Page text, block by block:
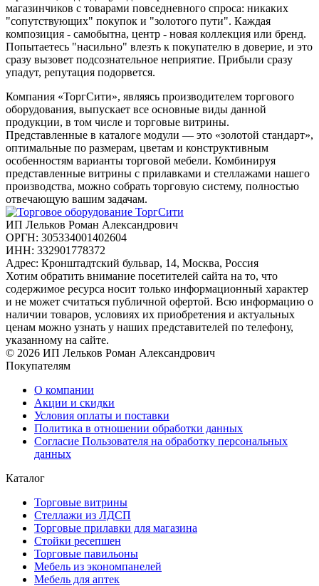
магазинчиков с товарами повседневного спроса: никаких
"сопутствующих" покупок и "золотого пути". Каждая
композиция - самобытна, центр - новая коллекция или бренд.
Попытаетесь "насильно" влезть к покупателю в доверие, и это
сразу вызовет подсознательное неприятие. Прибыли сразу
упадут, репутация подорвется.
Компания «ТоргСити», являясь производителем торгового
оборудования, выпускает все основные виды данной
продукции, в том числе и торговые витрины.
Представленные в каталоге модули — это «золотой стандарт»,
оптимальные по размерам, цветам и конструктивным
особенностям варианты торговой мебели. Комбинируя
представленные витрины с прилавками и стеллажами нашего
производства, можно собрать торговую систему, полностью
отвечающую вашим задачам.
ИП Лельков Роман Александрович
ОРГН: 305334001402604
ИНН: 332901778372
Адрес: Кронштадтский бульвар, 14, Москва, Россия
Хотим обратить внимание посетителей сайта на то, что
содержимое ресурса носит только информационный характер
и не может считаться публичной офертой. Всю информацию о
наличии товаров, условиях их приобретения и актуальных
ценам можно узнать у наших представителей по телефону,
указанному на сайте.
© 2026 ИП Лельков Роман Александрович
Покупателям
О компании
Акции и скидки
Условия оплаты и поставки
Политика в отношении обработки данных
Согласие Пользователя на обработку персональных
данных
Каталог
Торговые витрины
Стеллажи из ЛДСП
Торговые прилавки для магазина
Стойки ресепшен
Торговые павильоны
Мебель из экономпанелей
Мебель для аптек